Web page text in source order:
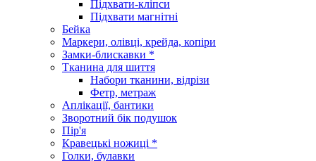
Підхвати-кліпси
Підхвати магнітні
Бейка
Маркери, олівці, крейда, копіри
Замки-блискавки *
Тканина для шиття
Набори тканини, відрізи
Фетр, метраж
Аплікації, бантики
Зворотний бік подушок
Пір'я
Кравецькі ножиці *
Голки, булавки